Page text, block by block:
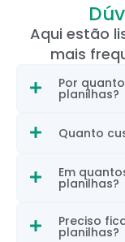
Aqui estão
mais
Por
planilhas?
Quanto
Em
planilhas?
Preciso
planilhas?